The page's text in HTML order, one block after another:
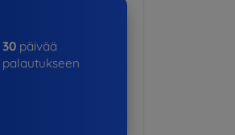
30päivää
palautukseen